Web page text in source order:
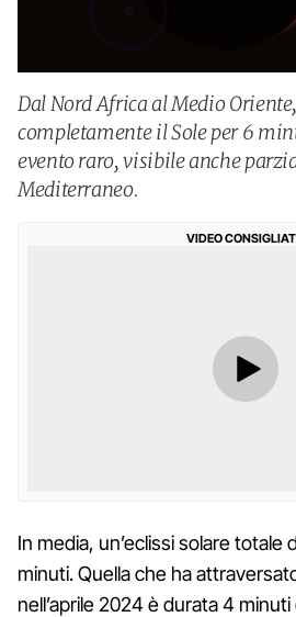
Dal Nord Africa al Medio
completamente il Sole per 6
evento raro, visibile anche
Mediterraneo.
VIDEO
In media, un’eclissi solare totale
minuti. Quella che ha
nell’aprile 2024 è durata 4